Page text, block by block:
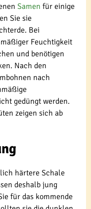
Samen für einige
Sie sie
Bei
Feuchtigkeit
und benötigen
Nach den
nach
gedüngt werden.
zeigen sich ab
härtere Schale
deshalb jung
für das kommende